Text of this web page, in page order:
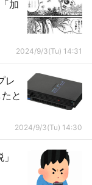
加
2024/9/3(Tu) 14:31
レ
と
2024/9/3(Tu) 14:30